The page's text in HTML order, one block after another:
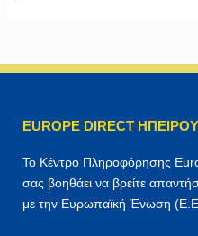
η
EUROPE DIRECT
Το Κέντρο Πληροφόρησης
σας βοηθάει να βρείτε
με την Ευρωπαϊκή Ένωση